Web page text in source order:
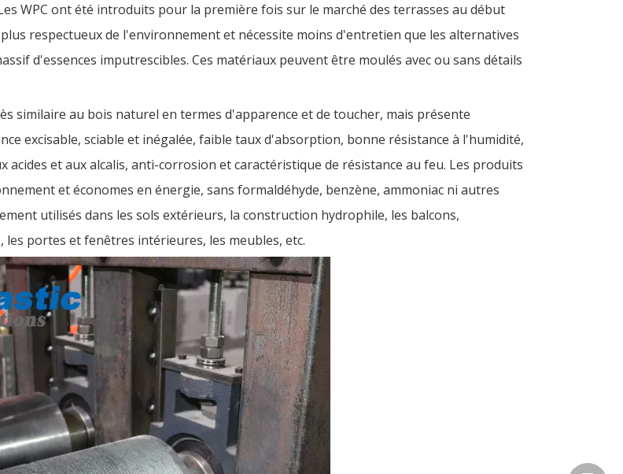
WPC ont été introduits pour la première fois sur le marché des terrasses au début
respectueux de l'environnement et nécessite moins d'entretien que les alternatives
d'essences imputrescibles. Ces matériaux peuvent être moulés avec ou sans détails
similaire au bois naturel en termes d'apparence et de toucher, mais présente
excisable, sciable et inégalée, faible taux d'absorption, bonne résistance à l'humidité,
et aux alcalis, anti-corrosion et caractéristique de résistance au feu. Les produits
et économes en énergie, sans formaldéhyde, benzène, ammoniac ni autres
utilisés dans les sols extérieurs, la construction hydrophile, les balcons,
portes et fenêtres intérieures, les meubles, etc.